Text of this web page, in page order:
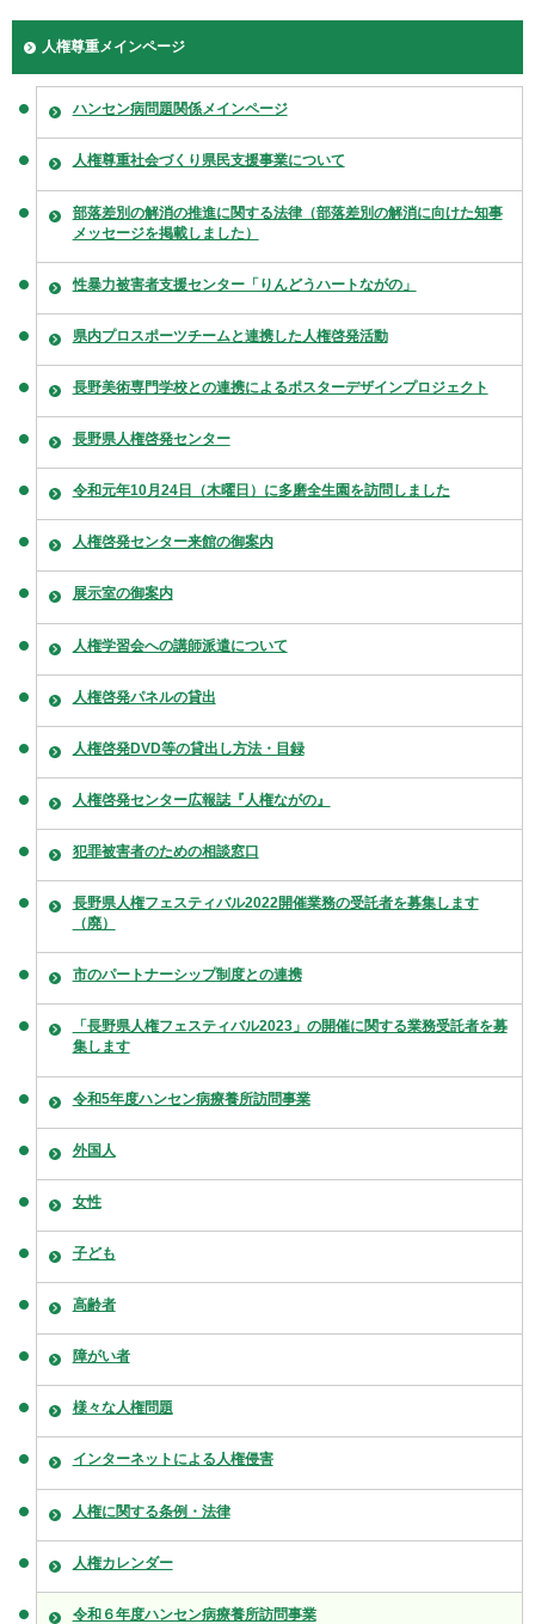
人権尊重メインページ
ハンセン病問題関係メインページ
人権尊重社会づくり県民支援事業について
部落差別の解消の推進に関する法律（部落差別の解消に向けた知事
メッセージを掲載しました）
性暴力被害者支援センター「りんどうハートながの」
県内プロスポーツチームと連携した人権啓発活動
長野美術専門学校との連携によるポスターデザインプロジェクト
長野県人権啓発センター
令和元年10月24日（木曜日）に多磨全生園を訪問しました
人権啓発センター来館の御案内
展示室の御案内
人権学習会への講師派遣について
人権啓発パネルの貸出
人権啓発DVD等の貸出し方法・目録
人権啓発センター広報誌『人権ながの』
犯罪被害者のための相談窓口
長野県人権フェスティバル2022開催業務の受託者を募集します
（廃）
市のパートナーシップ制度との連携
「長野県人権フェスティバル2023」の開催に関する業務受託者を募
集します
令和5年度ハンセン病療養所訪問事業
外国人
女性
子ども
高齢者
障がい者
様々な人権問題
インターネットによる人権侵害
人権に関する条例・法律
人権カレンダー
令和６年度ハンセン病療養所訪問事業